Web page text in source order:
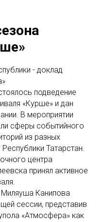
- доклад
подведение
«Курше» и дан
В мероприятии
сферы событийного
из разных
Татарстан.
центра
принял активное
Канипова
сессии, представив
«Атмосфера» как